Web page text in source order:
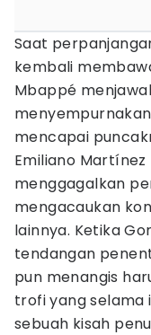
Saat
kembali
Mbappé
menyempurnakan
mencapai
Emiliano
menggagalkan
mengacaukan
lainnya. Ketika
tendangan
pun menangis
trofi yang selama
sebuah kisah